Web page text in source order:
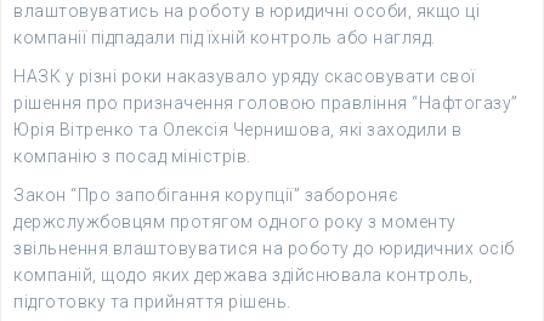
влаштовуватись на роботу в юридичні особи, якщо ці
компанії підпадали під їхній контроль або нагляд.
НАЗК у різні роки наказувало уряду скасовувати свої
рішення про призначення головою правління “Нафтогазу”
Юрія Вітренко та Олексія Чернишова, які заходили в
компанію з посад міністрів.
Закон “Про запобігання корупції” забороняє
держслужбовцям протягом одного року з моменту
звільнення влаштовуватися на роботу до юридичних осіб
компаній, щодо яких держава здійснювала контроль,
підготовку та прийняття рішень.